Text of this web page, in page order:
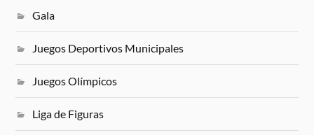
Gala
Juegos Deportivos Municipales
Juegos Olímpicos
Liga de Figuras